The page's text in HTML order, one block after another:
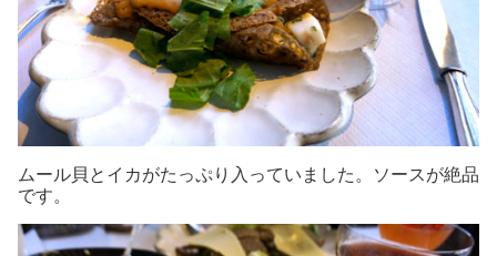
ムール貝とイカがたっぷり入っていました。ソースが絶品
です。